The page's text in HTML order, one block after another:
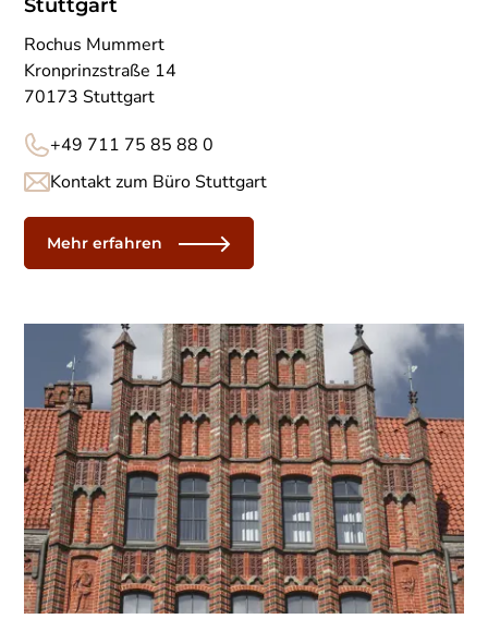
Stuttgart
Rochus Mummert
Kronprinzstraße 14
70173 Stuttgart
+49 711 75 85 88 0
Kontakt zum Büro Stuttgart
Mehr erfahren